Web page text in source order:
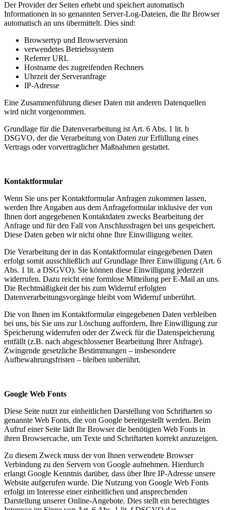
Der Provider der Seiten erhebt und speichert automatisch
Informationen in so genannten Server-Log-Dateien, die Ihr Browser
automatisch an uns übermittelt. Dies sind:
Browsertyp und Browserversion
verwendetes Betriebssystem
Referrer URL
Hostname des zugreifenden Rechners
Uhrzeit der Serveranfrage
IP-Adresse
Eine Zusammenführung dieser Daten mit anderen Datenquellen
wird nicht vorgenommen.
Grundlage für die Datenverarbeitung ist Art. 6 Abs. 1 lit. b
DSGVO, der die Verarbeitung von Daten zur Erfüllung eines
Vertrags oder vorvertraglicher Maßnahmen gestattet.
Kontaktformular
Wenn Sie uns per Kontaktformular Anfragen zukommen lassen,
werden Ihre Angaben aus dem Anfrageformular inklusive der von
Ihnen dort angegebenen Kontaktdaten zwecks Bearbeitung der
Anfrage und für den Fall von Anschlussfragen bei uns gespeichert.
Diese Daten geben wir nicht ohne Ihre Einwilligung weiter.
Die Verarbeitung der in das Kontaktformular eingegebenen Daten
erfolgt somit ausschließlich auf Grundlage Ihrer Einwilligung (Art. 6
Abs. 1 lit. a DSGVO). Sie können diese Einwilligung jederzeit
widerrufen. Dazu reicht eine formlose Mitteilung per E-Mail an uns.
Die Rechtmäßigkeit der bis zum Widerruf erfolgten
Datenverarbeitungsvorgänge bleibt vom Widerruf unberührt.
Die von Ihnen im Kontaktformular eingegebenen Daten verbleiben
bei uns, bis Sie uns zur Löschung auffordern, Ihre Einwilligung zur
Speicherung widerrufen oder der Zweck für die Datenspeicherung
entfällt (z.B. nach abgeschlossener Bearbeitung Ihrer Anfrage).
Zwingende gesetzliche Bestimmungen – insbesondere
Aufbewahrungsfristen – bleiben unberührt.
Google Web Fonts
Diese Seite nutzt zur einheitlichen Darstellung von Schriftarten so
genannte Web Fonts, die von Google bereitgestellt werden. Beim
Aufruf einer Seite lädt Ihr Browser die benötigten Web Fonts in
ihren Browsercache, um Texte und Schriftarten korrekt anzuzeigen.
Zu diesem Zweck muss der von Ihnen verwendete Browser
Verbindung zu den Servern von Google aufnehmen. Hierdurch
erlangt Google Kenntnis darüber, dass über Ihre IP-Adresse unsere
Website aufgerufen wurde. Die Nutzung von Google Web Fonts
erfolgt im Interesse einer einheitlichen und ansprechenden
Darstellung unserer Online-Angebote. Dies stellt ein berechtigtes